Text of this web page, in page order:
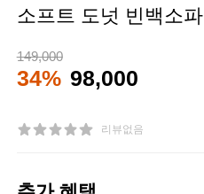
소프트 도넛 빈백소파
149,000
34% 98,000
리뷰없음